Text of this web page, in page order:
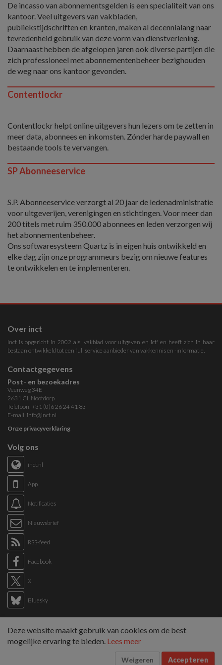
De incasso van abonnementsgelden is een specialiteit van ons
kantoor. Veel uitgevers van vakbladen,
publiekstijdschriften en kranten, maken al decennialang naar
tevredenheid gebruik van deze vorm van dienstverlening.
Daarnaast hebben de afgelopen jaren ook diverse partijen die
zich professioneel met abonnementenbeheer bezighouden
de weg naar ons kantoor gevonden.
Contentlockr
Contentlockr helpt online uitgevers hun lezers om te zetten in
meer data, abonnees en inkomsten. Zónder harde paywall en
bestaande tools te vervangen.
SP Abonneeservice
S.P. Abonneeservice verzorgt al 20 jaar de ledenadministratie
voor uitgeverijen, verenigingen en stichtingen. Voor meer dan
200 titels met ruim 350.000 abonnees en leden verzorgen wij
het abonnementenbeheer.
Ons softwaresysteem Quartz is in eigen huis ontwikkeld en
elke dag zijn onze programmeurs bezig om nieuwe features
te ontwikkelen en te implementeren.
Over inct
inct is opgericht in 2002 als 'vakblad voor uitgeven en ict' en heeft zich in haar
bestaan ontwikkeld tot een full service aanbieder van vakkennis en -informatie.
Contactgegevens
Post- en bezoekadres
Veenweg 34E
2631 CL Nootdorp
Telefoon: +31 (0)6 26 24 41 83
E-mail: info@inct.nl
Onze privacyverklaring
Volg ons
inct.nl
App
Notificaties
Nieuwsbrief
RSS-feed
Facebook
X
Bluesky
Sitemap
Tags overzicht
Deze website maakt gebruik van cookies om de best
mogelijke ervaring te bieden. Lees meer
Weigeren Accepteren